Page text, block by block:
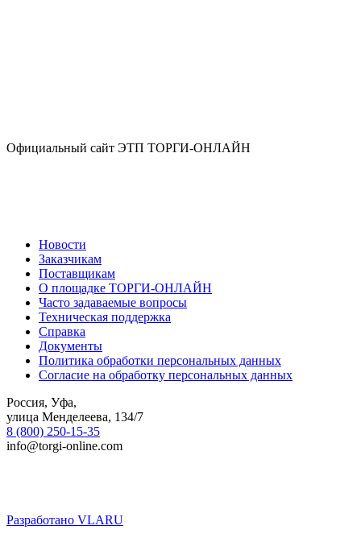
Официальный сайт ЭТП ТОРГИ-ОНЛАЙН
Новости
Заказчикам
Поставщикам
О площадке ТОРГИ-ОНЛАЙН
Часто задаваемые вопросы
Техническая поддержка
Справка
Документы
Политика обработки персональных данных
Согласие на обработку персональных данных
Россия, Уфа,
улица Менделеева, 134/7
8 (800) 250-15-35
info@torgi-online.com
Разработано VLARU